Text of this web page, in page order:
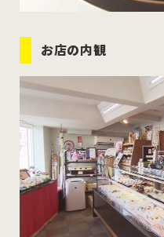
お店の内観